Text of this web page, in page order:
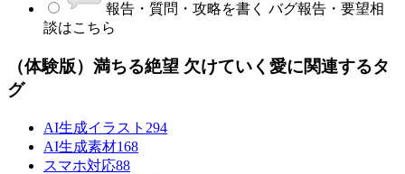
報告・質問・攻略を書く バグ報告・要望相
談はこちら
（体験版）満ちる絶望 欠けていく愛に関連するタ
グ
AI生成イラスト 294
AI生成素材168
スマホ対応88